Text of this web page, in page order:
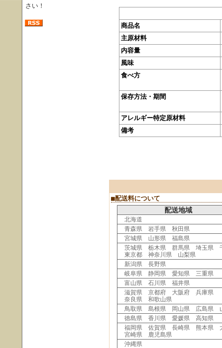
さい！
商品名
主原材料
内容量
風味
食べ方
保存方法・期間
アレルギー特定原材料
備考
■配送料について
配送地域
北海道
青森県 岩手県 秋田県
宮城県 山形県 福島県
茨城県 栃木県 群馬県 埼玉県
東京都 神奈川県 山梨県
新潟県 長野県
岐阜県 静岡県 愛知県 三重県
富山県 石川県 福井県
滋賀県 京都府 大阪府 兵庫県
奈良県 和歌山県
鳥取県 島根県 岡山県 広島県
徳島県 香川県 愛媛県 高知県
福岡県 佐賀県 長崎県 熊本県
宮崎県 鹿児島県
沖縄県